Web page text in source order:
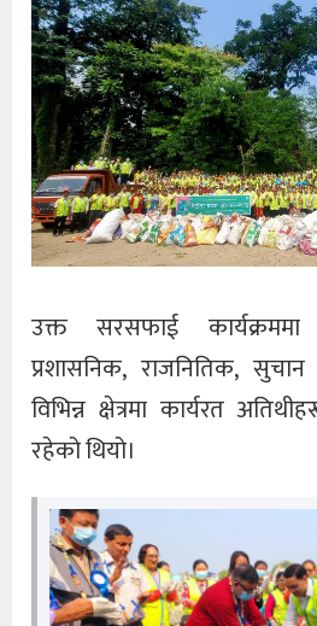
उक्त सरसफाई
प्रशासनिक, राजनितिक,
विभिन्न क्षेत्रमा कार्यरत
रहेको थियो।